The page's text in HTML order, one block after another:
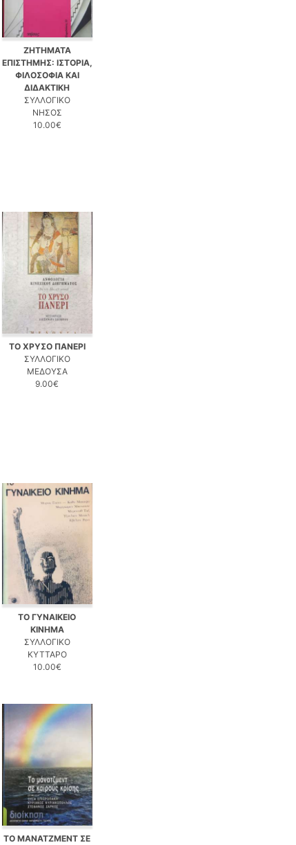
ΖΗΤΗΜΑΤΑ
ΕΠΙΣΤΗΜΗΣ: ΙΣΤΟΡΙΑ,
ΦΙΛΟΣΟΦΙΑ ΚΑΙ
ΔΙΔΑΚΤΙΚΗ
ΣΥΛΛΟΓΙΚΟ
ΝΗΣΟΣ
10.00€
ΤΟ ΧΡΥΣΟ ΠΑΝΕΡΙ
ΣΥΛΛΟΓΙΚΟ
ΜΕΔΟΥΣΑ
9.00€
ΤΟ ΓΥΝΑΙΚΕΙΟ
ΚΙΝΗΜΑ
ΣΥΛΛΟΓΙΚΟ
ΚΥΤΤΑΡΟ
10.00€
ΤΟ ΜΑΝΑΤΖΜΕΝΤ ΣΕ